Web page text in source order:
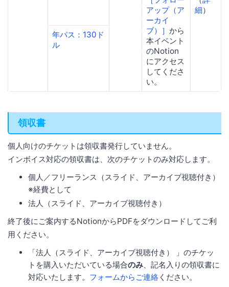
アップ（ア
ーカイ
ブ）］ から
本イベント
のNotion
にアクセス
してくださ
い。
細）
年パス：130ド
ル
領収書
個人向けのチケットは領収書発行していません。
インボイス対応の領収書は、次のチケットのみ対応します。
個人／フリーランス（スライド、アーカイブ視聴付き）
※経費として
法人（スライド、アーカイブ視聴付き）
終了後にご案内するNotionからPDFをダウンロードしてご利
用ください。
「法人（スライド、アーカイブ視聴付き） 」のチケッ
トを購入いただいている場合のみ 、記名入りの領収書に
対応いたします。 フォームからご連絡 ください。